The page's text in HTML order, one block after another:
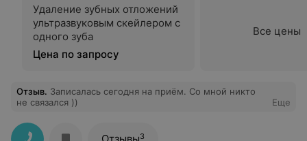
Удаление зубных отложений
ультразвуковым скейлером с
одного зуба
Цена по запросу
Все цены
Отзыв. Записалась сегодня на приём. Со мной никто
не связался ))
Еще
3